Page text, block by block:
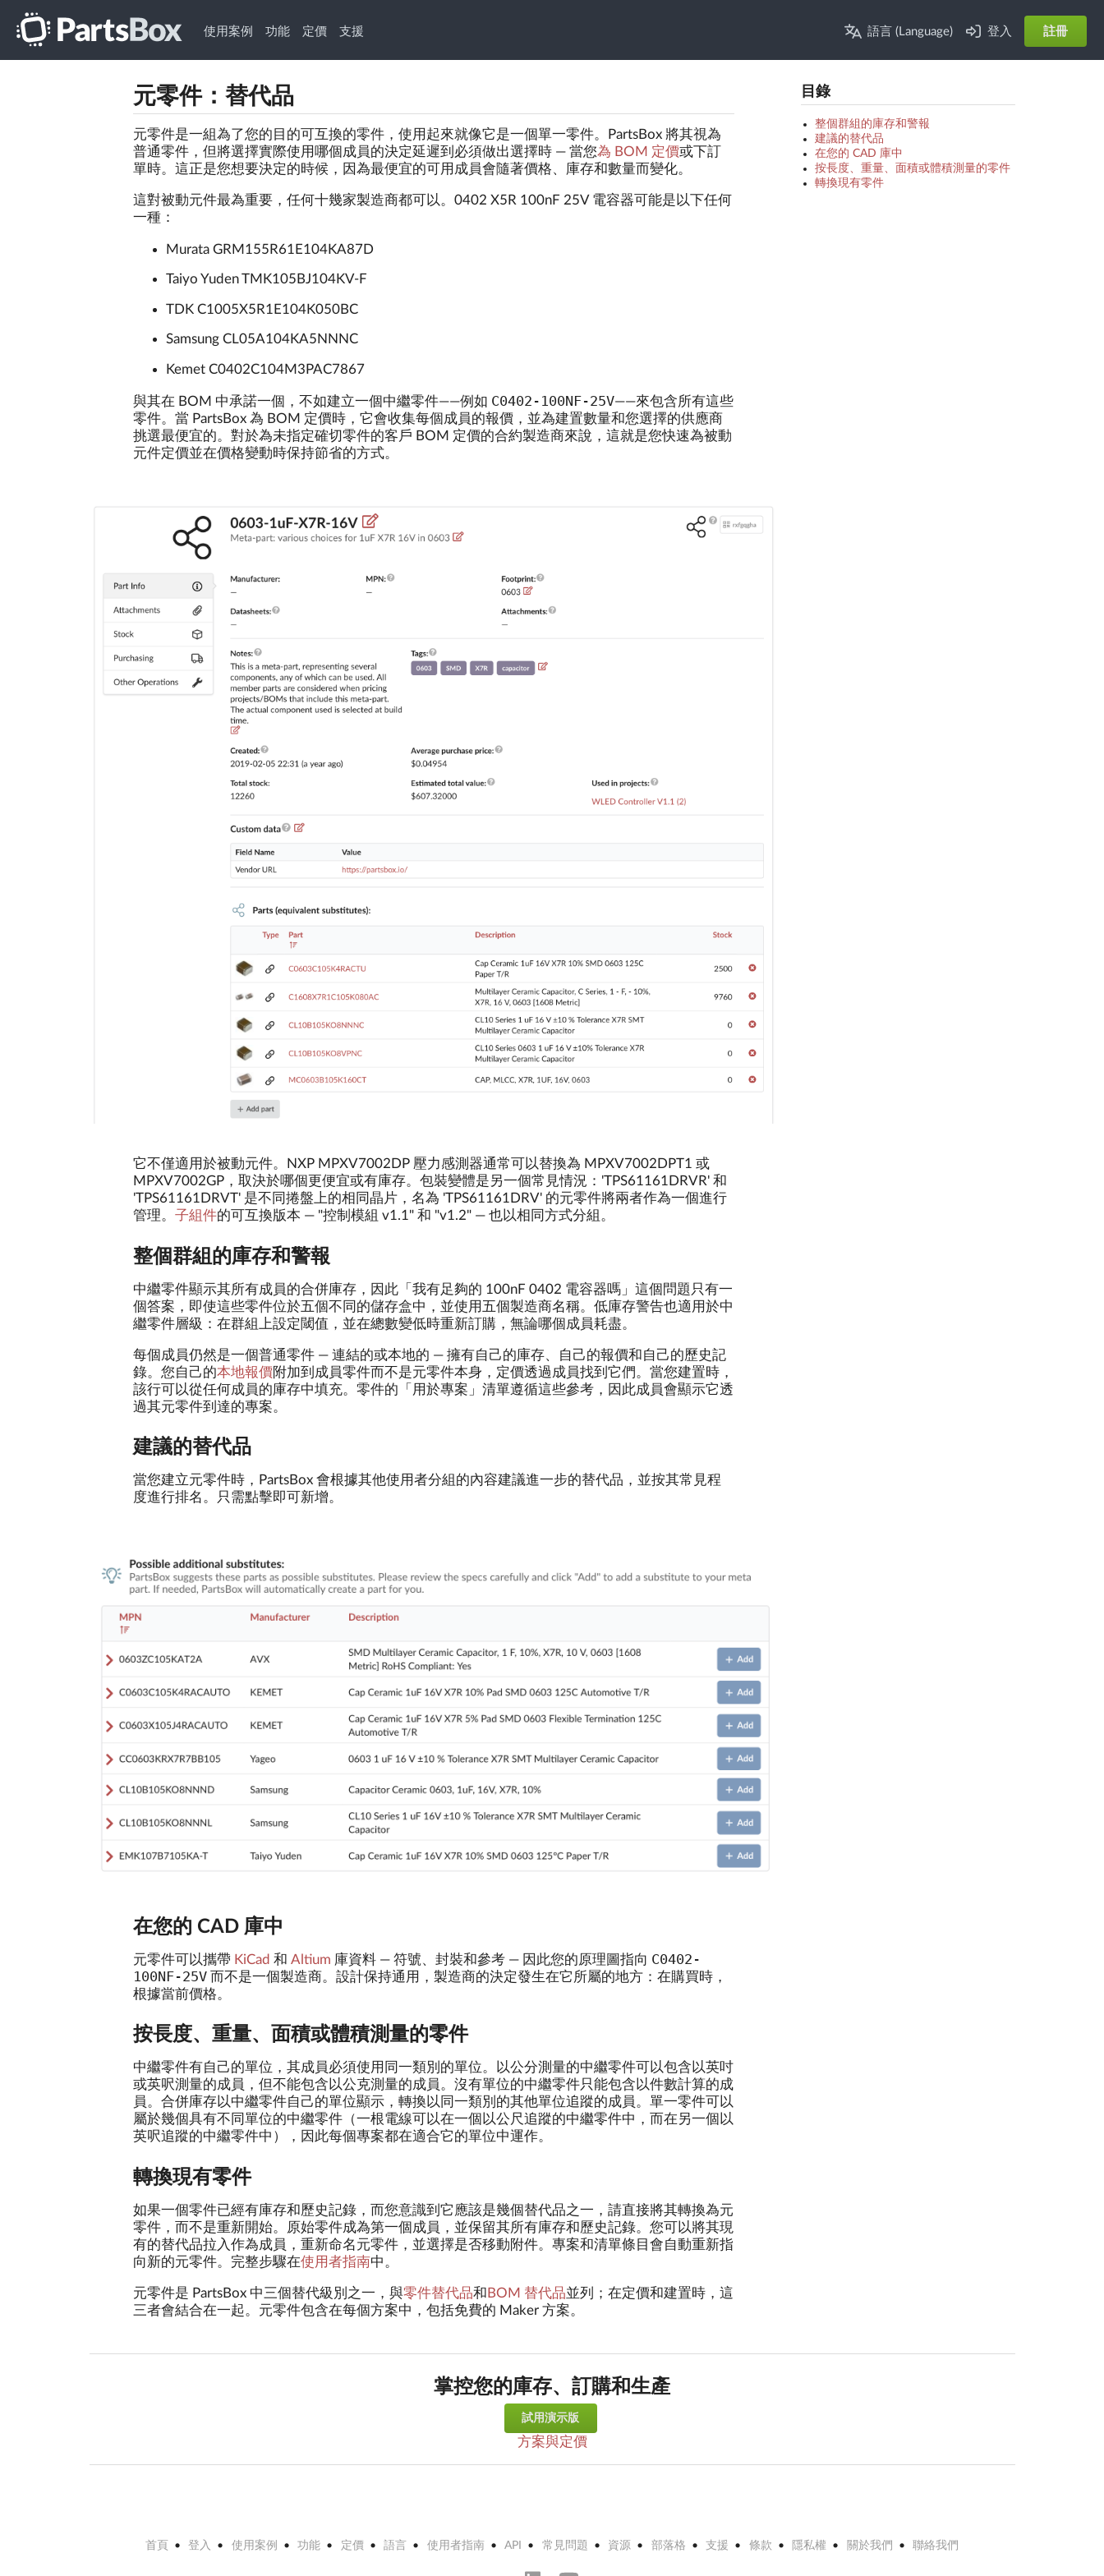
使用案例 功能 定價 支援 語言 (Language) 登入 註冊
元零件：替代品
元零件是一組為了您的目的可互換的零件，使用起來就像它是一個單一零件。PartsBox 將其視為
普通零件，但將選擇實際使用哪個成員的決定延遲到必須做出選擇時 — 當您為 BOM 定價或下訂
單時。這正是您想要決定的時候，因為最便宜的可用成員會隨著價格、庫存和數量而變化。
這對被動元件最為重要，任何十幾家製造商都可以。0402 X5R 100nF 25V 電容器可能是以下任何
一種：
Murata GRM155R61E104KA87D
Taiyo Yuden TMK105BJ104KV-F
TDK C1005X5R1E104K050BC
Samsung CL05A104KA5NNNC
Kemet C0402C104M3PAC7867
與其在 BOM 中承諾一個，不如建立一個中繼零件——例如 C0402-100NF-25V——來包含所有這些
零件。當 PartsBox 為 BOM 定價時，它會收集每個成員的報價，並為建置數量和您選擇的供應商
挑選最便宜的。對於為未指定確切零件的客戶 BOM 定價的合約製造商來說，這就是您快速為被動
元件定價並在價格變動時保持節省的方式。
它不僅適用於被動元件。NXP MPXV7002DP 壓力感測器通常可以替換為 MPXV7002DPT1 或
MPXV7002GP，取決於哪個更便宜或有庫存。包裝變體是另一個常見情況：'TPS61161DRVR' 和
'TPS61161DRVT' 是不同捲盤上的相同晶片，名為 'TPS61161DRV' 的元零件將兩者作為一個進行
管理。 子組件的可互換版本 — "控制模組 v1.1" 和 "v1.2" — 也以相同方式分組。
整個群組的庫存和警報
中繼零件顯示其所有成員的合併庫存，因此「我有足夠的 100nF 0402 電容器嗎」這個問題只有一
個答案，即使這些零件位於五個不同的儲存盒中，並使用五個製造商名稱。低庫存警告也適用於中
繼零件層級：在群組上設定閾值，並在總數變低時重新訂購，無論哪個成員耗盡。
每個成員仍然是一個普通零件 — 連結的或本地的 — 擁有自己的庫存、自己的報價和自己的歷史記
錄。您自己的本地報價 附加到成員零件而不是元零件本身，定價透過成員找到它們。當您建置時，
該行可以從任何成員的庫存中填充。零件的「用於專案」清單遵循這些參考，因此成員會顯示它透
過其元零件到達的專案。
建議的替代品
當您建立元零件時，PartsBox 會根據其他使用者分組的內容建議進一步的替代品，並按其常見程
度進行排名。只需點擊即可新增。
在您的 CAD 庫中
元零件可以攜帶 KiCad 和 Altium 庫資料 — 符號、封裝和參考 — 因此您的原理圖指向 C0402-
100NF-25V而不是一個製造商。設計保持通用，製造商的決定發生在它所屬的地方：在購買時，
根據當前價格。
按長度、重量、面積或體積測量的零件
中繼零件有自己的單位，其成員必須使用同一類別的單位。以公分測量的中繼零件可以包含以英吋
或英呎測量的成員，但不能包含以公克測量的成員。沒有單位的中繼零件只能包含以件數計算的成
員。合併庫存以中繼零件自己的單位顯示，轉換以同一類別的其他單位追蹤的成員。單一零件可以
屬於幾個具有不同單位的中繼零件（一根電線可以在一個以公尺追蹤的中繼零件中，而在另一個以
英呎追蹤的中繼零件中），因此每個專案都在適合它的單位中運作。
轉換現有零件
如果一個零件已經有庫存和歷史記錄，而您意識到它應該是幾個替代品之一，請直接將其轉換為元
零件，而不是重新開始。原始零件成為第一個成員，並保留其所有庫存和歷史記錄。您可以將其現
有的替代品拉入作為成員，重新命名元零件，並選擇是否移動附件。專案和清單條目會自動重新指
向新的元零件。完整步驟在使用者指南中。
元零件是 PartsBox 中三個替代級別之一，與零件替代品和 BOM 替代品並列；在定價和建置時，這
三者會結合在一起。元零件包含在每個方案中，包括免費的 Maker 方案。
目錄
整個群組的庫存和警報
建議的替代品
在您的 CAD 庫中
按長度、重量、面積或體積測量的零件
轉換現有零件
掌控您的庫存、訂購和生產
試用演示版
方案與定價
首頁 登入 使用案例 功能 定價 語言 使用者指南 API 常見問題 資源 部落格 支援 條款 隱私權 關於我們 聯絡我們